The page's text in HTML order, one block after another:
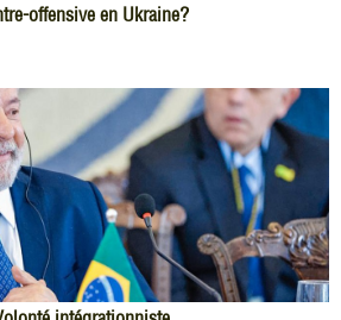
offensive en Ukraine?